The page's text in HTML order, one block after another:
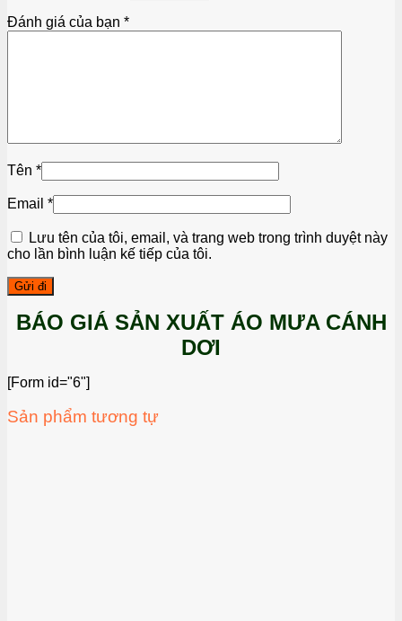
Đánh giá của bạn *
Tên *
Email *
Lưu tên của tôi, email, và trang web trong trình duyệt này
cho lần bình luận kế tiếp của tôi.
BÁO GIÁ SẢN XUẤT ÁO MƯA CÁNH
DƠI
[Form id="6"]
Sản phẩm tương tự